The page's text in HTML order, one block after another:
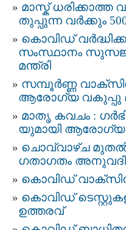
മാസ്ക്
തുപ്പുന്ന വര്‍ക്കും
കൊവിഡ്
സംസ്ഥാനം
മന്ത്രി
സമ്പൂർണ്ണ
ആരോഗ്യ വകുപ്പു
മാതൃ കവചം :
യുമായി ആരോഗ്യ
ചൊവ്വാഴ്ച
ഗതാഗതം
കൊവിഡ്
കൊവിഡ്
ഉത്തരവ്